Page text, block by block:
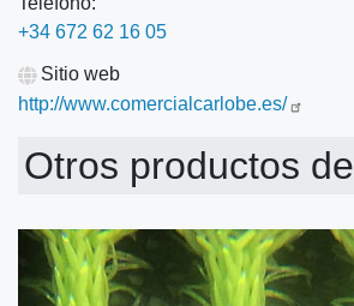
+34 672 62 16 05
Sitio web
http://www.comercialcarlobe.es/
Otros productos de